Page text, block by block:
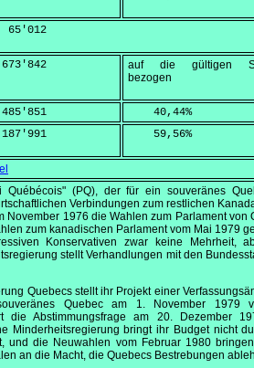
65'012
auf die gültigen
bezogen
    40,44
%
    59,56
%
Québécois"(PQ), der für ein souveränes
Verbindungen zum restlichen
November 1976 die Wahlen zum Parlament von
zum kanadischen Parlament vom Mai 1979
Konservativen zwar keine Mehrheit,
stellt Verhandlungen mit den
Quebecs stellt ihr Projekt einer
Quebec am 1. November 1979
die Abstimmungsfrage am 20. Dezember
Minderheitsregierung bringt ihr Budget nicht
und die Neuwahlen vom Februar 1980
an die Macht, die Quebecs Bestrebungen